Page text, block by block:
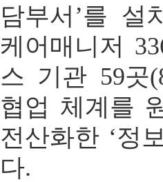
담부서’를 설
케어매니저
스 기관 59곳
협업 체계를
전산화한 ‘정
다.